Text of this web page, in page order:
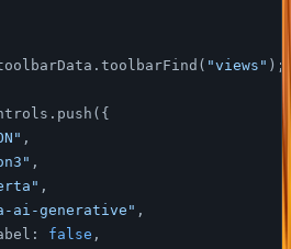
"views" );
,
,
,
ai-generative" ,
: false ,